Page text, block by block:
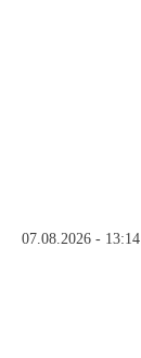
07.08.2026 - 13:14